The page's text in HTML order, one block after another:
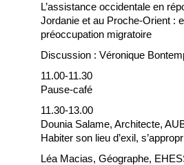
L’assistance occidentale en
Jordanie et au Proche-Orient :
préoccupation migratoire
Discussion : Véronique
11.00-11.30
Pause-café
11.30-13.00
Dounia Salame, Architecte,
Habiter son lieu d’exil,
Léa Macias, Géographe,